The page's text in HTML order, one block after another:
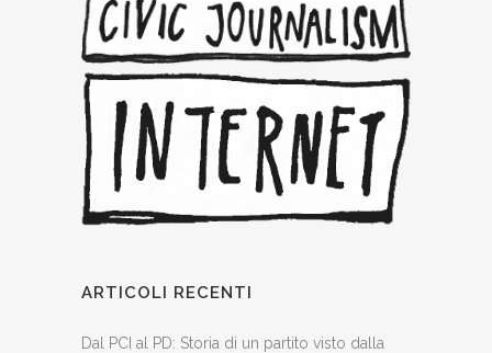
ARTICOLI RECENTI
Dal PCI al PD: Storia di un partito visto dalla